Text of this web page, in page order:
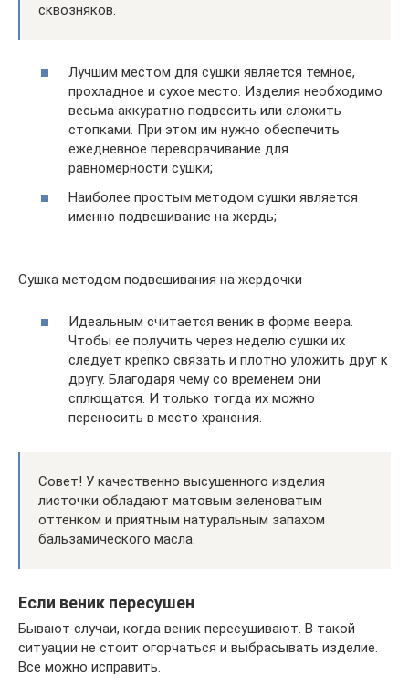
сквозняков.
Лучшим местом для сушки является темное,
прохладное и сухое место. Изделия необходимо
весьма аккуратно подвесить или сложить
стопками. При этом им нужно обеспечить
ежедневное переворачивание для
равномерности сушки;
Наиболее простым методом сушки является
именно подвешивание на жердь;
Сушка методом подвешивания на жердочки
Идеальным считается веник в форме веера.
Чтобы ее получить через неделю сушки их
следует крепко связать и плотно уложить друг к
другу. Благодаря чему со временем они
сплющатся. И только тогда их можно
переносить в место хранения.
Совет! У качественно высушенного изделия
листочки обладают матовым зеленоватым
оттенком и приятным натуральным запахом
бальзамического масла.
Если веник пересушен
Бывают случаи, когда веник пересушивают. В такой
ситуации не стоит огорчаться и выбрасывать изделие.
Все можно исправить.